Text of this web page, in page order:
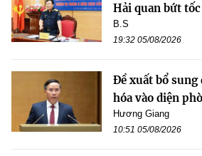
Hải quan bứt
B.S
19:32 05/08/2026
Đề xuất bổ sung
hóa vào diện
Hương Giang
10:51 05/08/2026